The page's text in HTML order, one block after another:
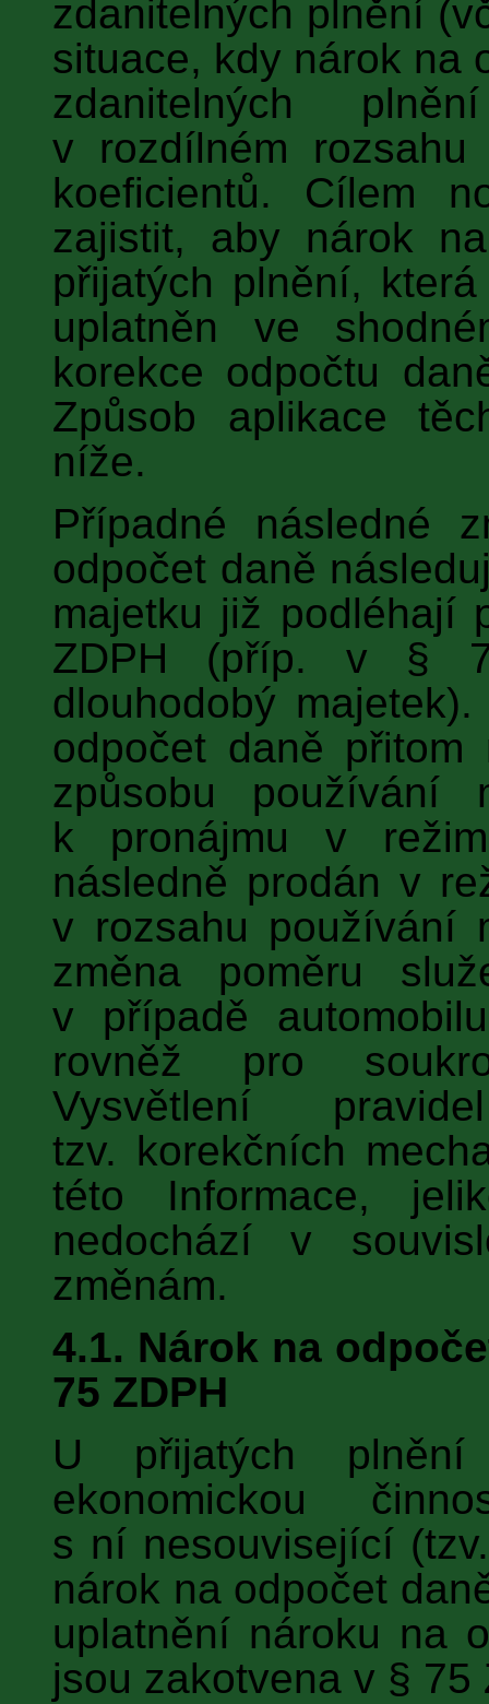
zdanitelných plnění
situace, kdy nárok na
zdanitelných
v rozdílném
koeficientů. Cílem
zajistit, aby nárok
přijatých plnění,
uplatněn ve
korekce odpočtu
Způsob aplikace
níže.
Případné následné
odpočet daně
majetku již podléhají
ZDPH (příp. v §
dlouhodobý
odpočet daně
způsobu používání
k pronájmu v
následně prodán v
v rozsahu používání
změna poměru
v případě
rovněž pro
Vysvětlení
tzv. korekčních
této Informace,
nedochází v
změnám.
4.1. Nárok na
75 ZDPH
U přijatých
ekonomickou
s ní nesouvisející
nárok na odpočet
uplatnění nároku na
jsou zakotvena v § 75